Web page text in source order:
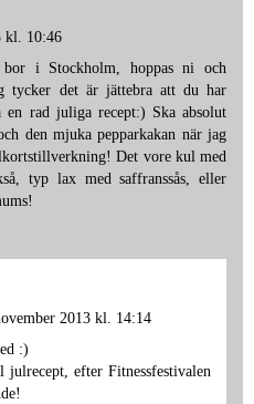
kl. 10:46
i Stockholm, hoppas ni och
tycker det är jättebra att du har
en rad juliga recept:) Ska absolut
den mjuka pepparkakan när jag
Det vore kul med
typ lax med saffranssås, eller
2013 kl. 14:14
:)
efter Fitnessfestivalen